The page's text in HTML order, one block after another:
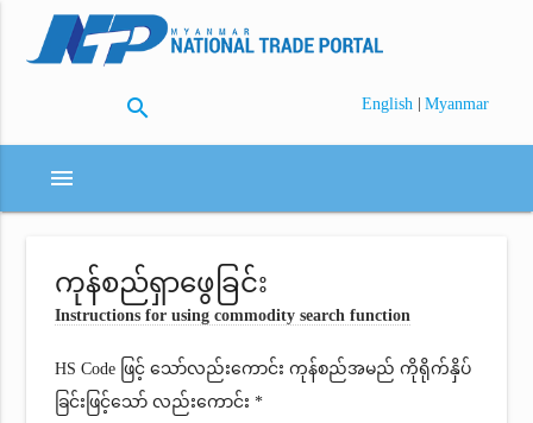
search English | Myanmar
menu
ကုန်စည်ရှာဖွေခြင်း
Instructions for using commodity search function
HS Code ဖြင့် သော်လည်းကောင်း ကုန်စည်အမည် ကိုရိုက်နှိပ်
ခြင်းဖြင့်သော် လည်းကောင်း *